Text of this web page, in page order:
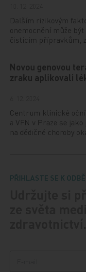
Dalším rizikovým
onemocnění může
čisticím přípravkům,
Novou genovou
zraku aplikovali
Centrum klinické
a VFN v Praze se
na dědičné choroby
PŘIHLASTE SE K